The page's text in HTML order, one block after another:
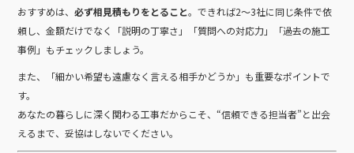
おすすめは、必ず相見積もりをとること。できれば2～3社に同じ条件で依
頼し、金額だけでなく「説明の丁寧さ」「質問への対応力」「過去の施工
事例」もチェックしましょう。
また、「細かい希望も遠慮なく言える相手かどうか」も重要なポイントで
す。
あなたの暮らしに深く関わる工事だからこそ、“信頼できる担当者”と出会
えるまで、妥協はしないでください。